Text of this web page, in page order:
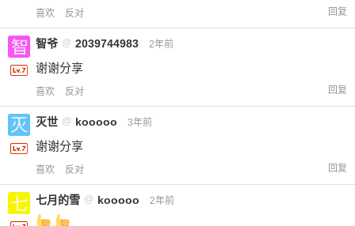
20
¥
喜欢 反对 回复
智爷 @ 2039744983 2年前
谢谢分享
喜欢 反对 回复
灭世 @ kooooo 3年前
谢谢分享
喜欢 反对 回复
七月的雪 @ kooooo 2年前
6位以上